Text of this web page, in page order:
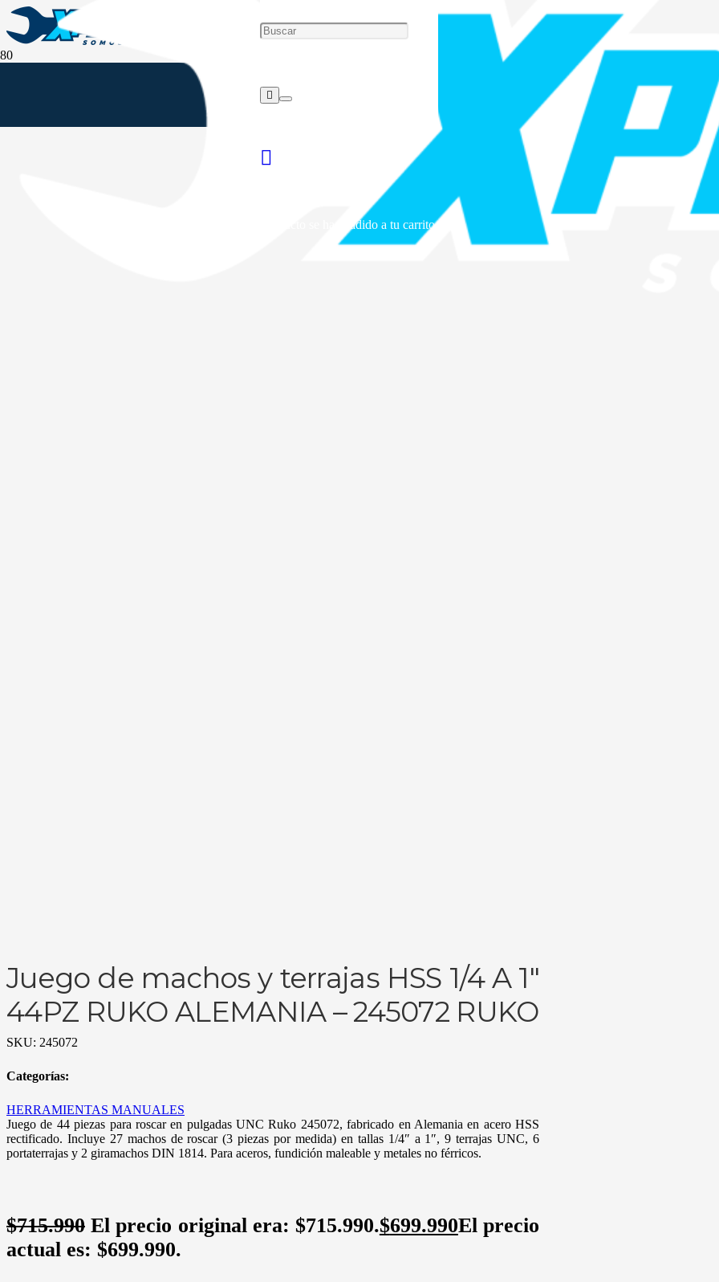
se ha añadido a tu carrito.
Juego de machos y terrajas HSS 1/4 A 1″
44PZ RUKO ALEMANIA – 245072 RUKO
SKU: 245072
Categorías:
HERRAMIENTAS MANUALES
Juego de 44 piezas para roscar en pulgadas UNC Ruko 245072, fabricado en Alemania en acero HSS
rectificado. Incluye 27 machos de roscar (3 piezas por medida) en tallas 1/4″ a 1″, 9 terrajas UNC, 6
portaterrajas y 2 giramachos DIN 1814. Para aceros, fundición maleable y metales no férricos.
$715.990 El precio original era: $715.990.$699.990El precio
actual es: $699.990.